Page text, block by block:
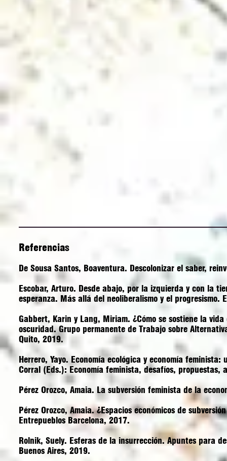
Referencias
De Sousa Santos, Boaventura. Descolonizar el saber,
Escobar, Arturo. Desde abajo, por la izquierda y con la
esperanza. Más allá del neoliberalismo y el progresismo.
Gabbert, Karin y Lang, Miriam. ¿Cómo se sostiene la
oscuridad.Grupo permanente de Trabajo sobre
Quito, 2019.
Herrero, Yayo. Economía ecológica y economía
Corral (Eds.): Economía feminista, desafíos, propuestas,
Pérez Orozco, Amaia. La subversión feminista de la
Pérez Orozco, Amaia. ¿Espacios económicos de
Entrepueblos Barcelona, 2017.
Rolnik, Suely. Esferas de la insurrección. Apuntes para
Buenos Aires, 2019.